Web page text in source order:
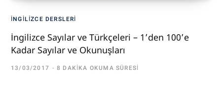
İNGILIZCE DERSLERI
İngilizce Sayılar ve Türkçeleri – 1’den 100’e
Kadar Sayılar ve Okunuşları
13/03/2017 8 DAKIKA OKUMA SÜRESI